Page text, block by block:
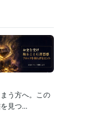
う方へ。この
見つ...